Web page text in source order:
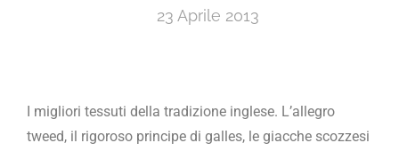
23 Aprile 2013
I migliori tessuti della tradizione inglese. L’allegro
tweed, il rigoroso principe di galles, le giacche scozzesi